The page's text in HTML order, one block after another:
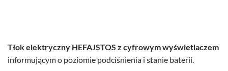
Tłok elektryczny HEFAJSTOS z cyfrowym wyświetlaczem
informującym o poziomie podciśnienia i stanie baterii.